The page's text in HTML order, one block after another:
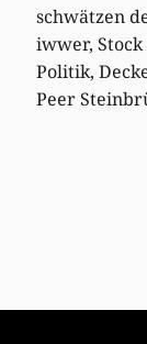
schwätzen
iwwer,
Politik,
Peer